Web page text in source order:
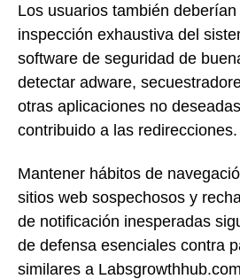
Los usuarios también
inspección exhaustiva del
software de seguridad de
detectar adware,
otras aplicaciones no
contribuido a las redirecciones.
Mantener hábitos de
sitios web sospechosos y
de notificación inesperadas
de defensa esenciales contra
similares a